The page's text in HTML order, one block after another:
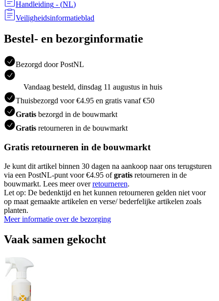
Handleiding - (NL)
Veiligheidsinformatieblad
Bestel- en bezorginformatie
Bezorgd door PostNL
Vandaag besteld, dinsdag 11 augustus in huis
Thuisbezorgd voor €4.95 en gratis vanaf €50
Gratis bezorgd in de bouwmarkt
Gratis retourneren in de bouwmarkt
Gratis retourneren in de bouwmarkt
Je kunt dit artikel binnen 30 dagen na aankoop naar ons terugsturen
via een PostNL-punt voor €4.95 ofgratis retourneren in de
bouwmarkt. Lees meer overretourneren.
Let op: De bedenktijd en het kunnen retourneren gelden niet voor
op maat gemaakte artikelen en verse/ bederfelijke artikelen zoals
planten.
Meer informatie over de bezorging
Vaak samen gekocht